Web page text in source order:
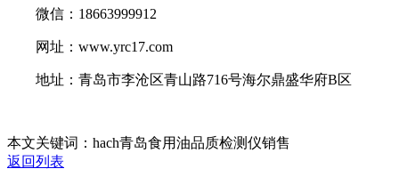
微信：18663999912
网址：www.yrc17.com
地址：青岛市李沧区青山路716号海尔鼎盛华府B区
本文关键词：hach青岛食用油品质检测仪销售
返回列表